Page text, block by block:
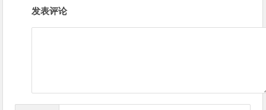
发表评论